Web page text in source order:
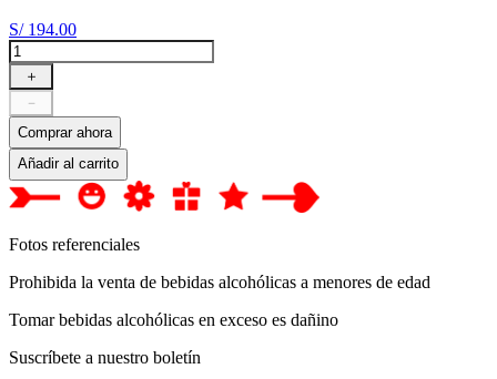
S/ 194.00
＋
－
Comprar ahora
Añadir al carrito
Fotos referenciales
Prohibida la venta de bebidas alcohólicas a menores de edad
Tomar bebidas alcohólicas en exceso es dañino
Suscríbete a nuestro boletín